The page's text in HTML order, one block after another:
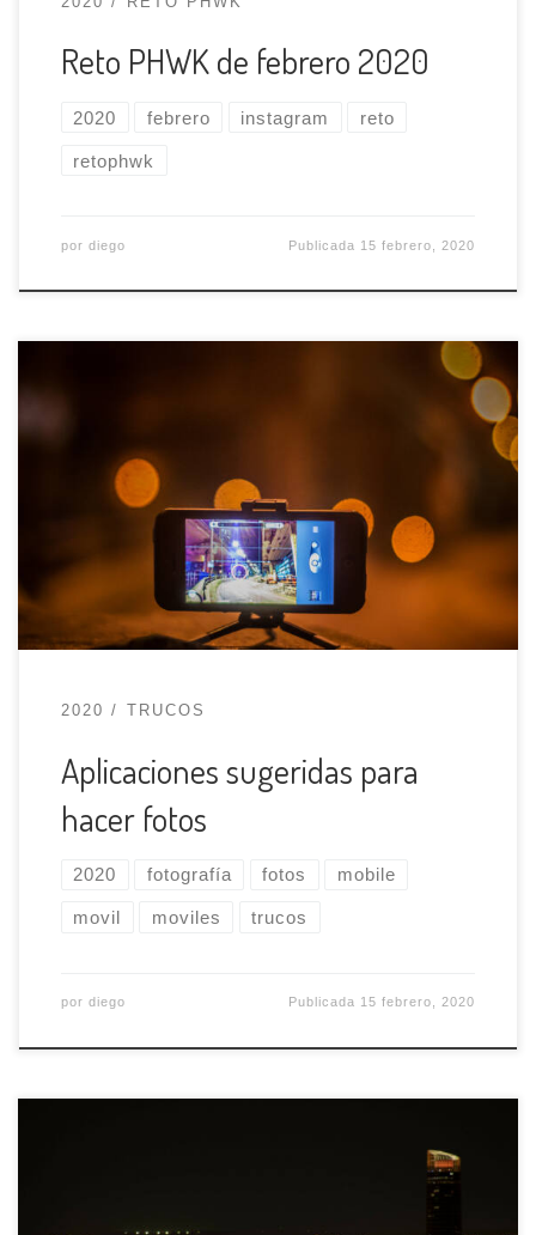
Reto PHWK de febrero 2020
2020 febrero instagram reto
retophwk
por diego Publicada 15 febrero, 2020
De cara al Photowalk del domingo os dejamos
fotografías con el móvil que los acercan a las
prestaciones de una cámara réflex. Apps para
Android Android tiene un montón de teléfonos
con una gran variedad de cámaras y un montón
de aplicaciones para […]
2020 TRUCOS
Aplicaciones sugeridas para
hacer fotos
2020 fotografía fotos mobile
movil moviles trucos
por diego Publicada 15 febrero, 2020
miembros del grupo decidimos ir a hacer fotos
al mirador de Santa Brígida que tiene un acceso